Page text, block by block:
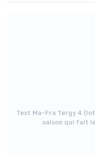
Test Ma-Fra Tergy 4
saison qui fait